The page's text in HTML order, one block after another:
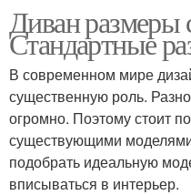
Диван размеры
Стандартные
В современном мире
существенную роль.
огромно. Поэтому стоит
существующими
подобрать идеальную
вписываться в интерьер.